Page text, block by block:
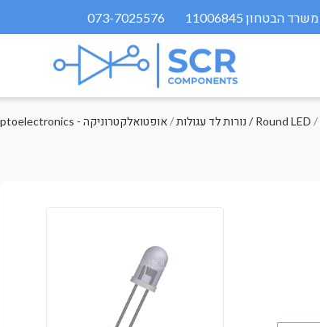
073-7025576
Optoelectronics - אופטואלקטרוניקה/ נורות לד עגולות / Round LED /